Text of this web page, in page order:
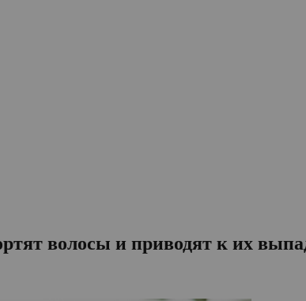
волосы и приводят к их